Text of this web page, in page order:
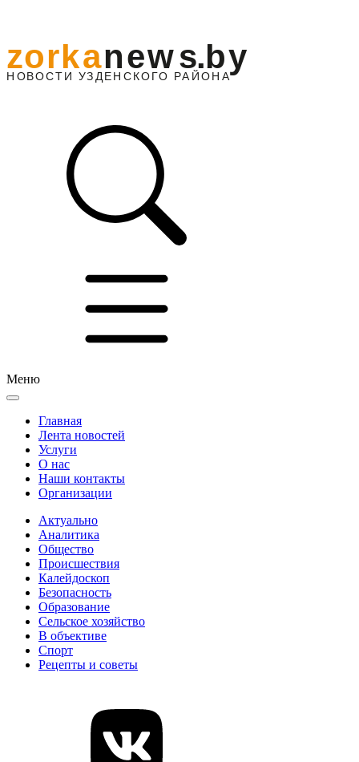
Меню
Главная
Лента новостей
Услуги
О нас
Наши контакты
Организации
Актуально
Аналитика
Общество
Происшествия
Калейдоскоп
Безопасность
Образование
Сельское хозяйство
В объективе
Спорт
Рецепты и советы